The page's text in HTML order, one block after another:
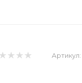
Артикул: